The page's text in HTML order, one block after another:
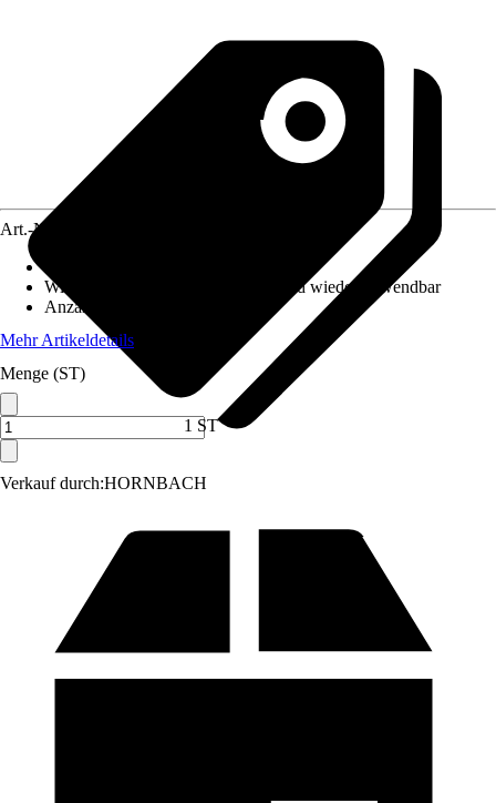
Verkauf durch:HORNBACH
Art.-Nr.
Wiederverwendbarkeit
Ablösbar und wiederverwendbar
Anzahl Sticker-Teile
Mehr Artikeldetails
Menge (ST)
1 ST